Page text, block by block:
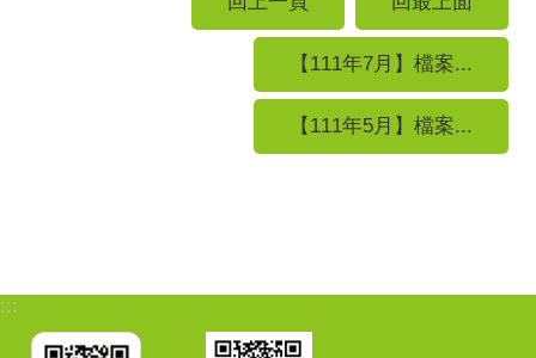
【111年7月】檔案...
【111年5月】檔案...
:::